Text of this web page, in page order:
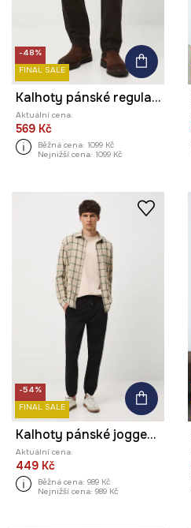
-48%
FINAL SALE
Kalhoty pánské regular, s jemným vzorem
Aktuální cena:
569 Kč
Běžná cena: 1099 Kč
Nejnižší cena: 1099 Kč
-54%
FINAL SALE
Kalhoty pánské jogger z diagonalu
Aktuální cena:
449 Kč
Běžná cena: 989 Kč
Nejnižší cena: 989 Kč